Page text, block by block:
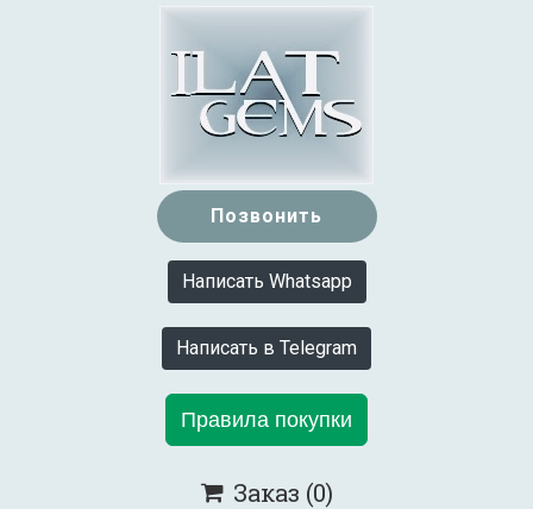
Позвонить
Написать Whatsapp
Написать в Telegram
Правила покупки
 Заказ (0)